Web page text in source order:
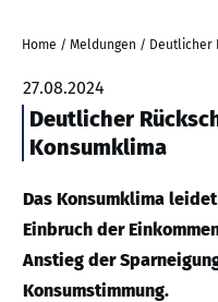
Home / Meldungen /
27.08.2024
Deutlicher
Konsumklima
Das Konsumklima
Einbruch der
Anstieg der
Konsumstimmung.